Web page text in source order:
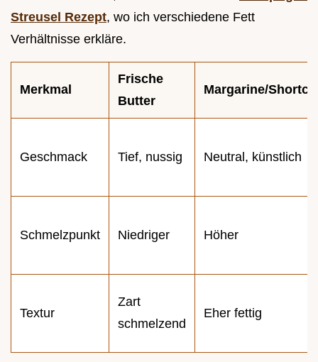
Streusel Rezept, wo ich verschiedene Fett
Verhältnisse erkläre.
Merkmal
Frische
Butter
Margarine/
Geschmack Tief, nussig Neutral, künstlich
Schmelzpunkt Niedriger Höher
Textur
Zart
schmelzend
Eher fettig